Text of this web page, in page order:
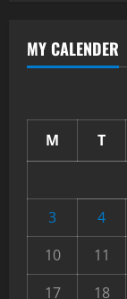
MY CALENDER
M T
3
4
10
11
17
18